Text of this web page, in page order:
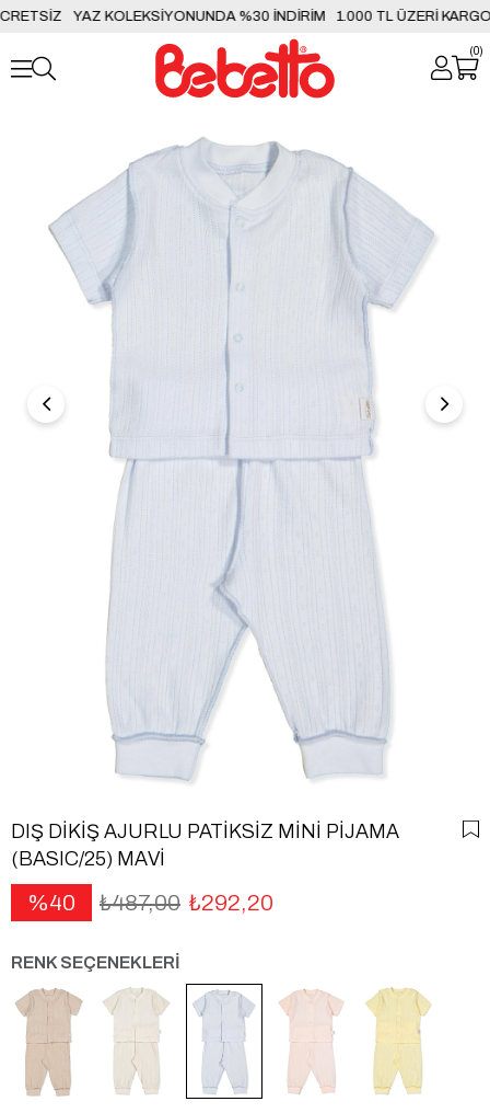
YAZ KOLEKSİYONUNDA %30 İNDİRİM 1.000 TL ÜZERİ KARGO
0
DIŞ DİKİŞ AJURLU PATİKSİZ MİNİ PİJAMA
(BASIC/25) MAVİ
40 ₺487,00 ₺292,20
RENK SEÇENEKLERİ